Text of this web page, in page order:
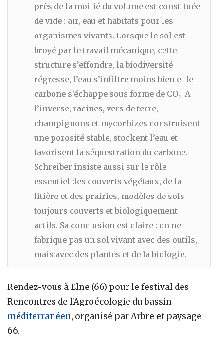
près de la moitié du volume est constituée
de vide : air, eau et habitats pour les
organismes vivants. Lorsque le sol est
broyé par le travail mécanique, cette
structure s’effondre, la biodiversité
régresse, l’eau s’infiltre moins bien et le
carbone s’échappe sous forme de CO₂. À
l’inverse, racines, vers de terre,
champignons et mycorhizes construisent
une porosité stable, stockent l’eau et
favorisent la séquestration du carbone.
Schreiber insiste aussi sur le rôle
essentiel des couverts végétaux, de la
litière et des prairies, modèles de sols
toujours couverts et biologiquement
actifs. Sa conclusion est claire : on ne
fabrique pas un sol vivant avec des outils,
mais avec des plantes et de la biologie.
Rendez-vous à Elne (66) pour le festival des
Rencontres de l'Agroécologie du bassin
méditerranéen, organisé par Arbre et paysage
66.